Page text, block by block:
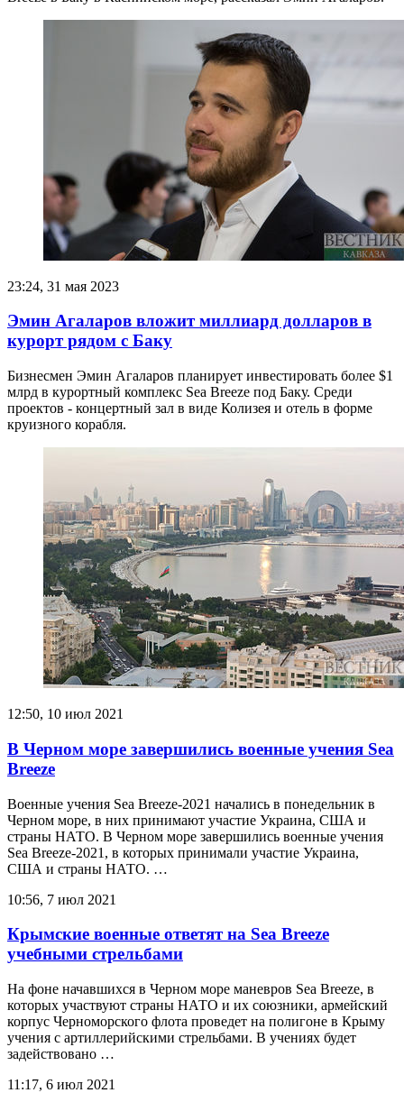
23:24, 31 мая 2023
Эмин Агаларов вложит миллиард долларов в
курорт рядом с Баку
Бизнесмен Эмин Агаларов планирует инвестировать более $1
млрд в курортный комплекс Sea Breeze под Баку. Среди
проектов - концертный зал в виде Колизея и отель в форме
круизного корабля.
12:50, 10 июл 2021
В Черном море завершились военные учения Sea
Breeze
Военные учения Sea Breeze-2021 начались в понедельник в
Черном море, в них принимают участие Украина, США и
страны НАТО. В Черном море завершились военные учения
Sea Breeze-2021, в которых принимали участие Украина,
США и страны НАТО. …
10:56, 7 июл 2021
Крымские военные ответят на Sea Breeze
учебными стрельбами
На фоне начавшихся в Черном море маневров Sea Breeze, в
которых участвуют страны НАТО и их союзники, армейский
корпус Черноморского флота проведет на полигоне в Крыму
учения с артиллерийскими стрельбами. В учениях будет
задействовано …
11:17, 6 июл 2021